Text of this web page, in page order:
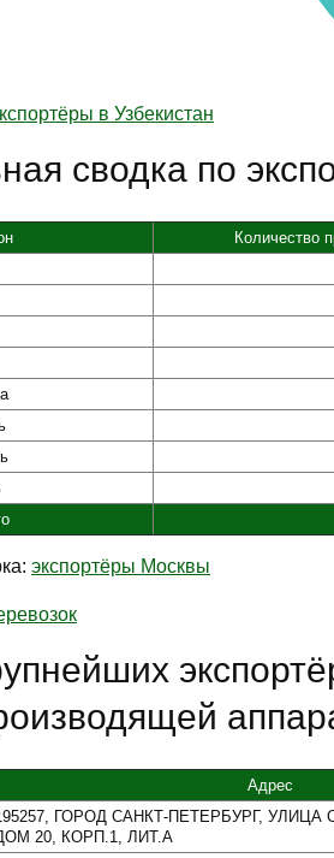
в Узбекистан
сводка по
Количество
экспортёры Москвы
Адрес
ГОРОД САНКТ-ПЕТЕРБУРГ,
20, КОРП.1, ЛИТ.А